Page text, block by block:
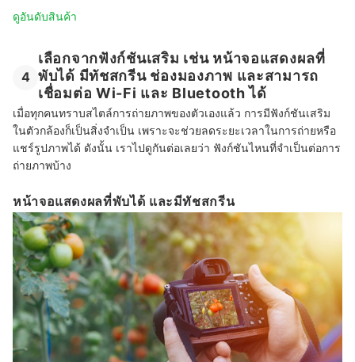
ดูอันดับสินค้า
4
เลือกจากฟังก์ชันเสริม เช่น หน้าจอแสดงผลที่
พับได้ มีทัชสกรีน ช่องมองภาพ และสามารถ
เชื่อมต่อ Wi-Fi และ Bluetooth ได้
เมื่อทุกคนทราบสไตล์การถ่ายภาพของตัวเองแล้ว การมีฟังก์ชันเสริม
ในตัวกล้องก็เป็นสิ่งจำเป็น เพราะจะช่วยลดระยะเวลาในการถ่ายหรือ
แชร์รูปภาพได้ ดังนั้น เราไปดูกันต่อเลยว่า ฟังก์ชันไหนที่จำเป็นต่อการ
ถ่ายภาพบ้าง
หน้าจอแสดงผลที่พับได้ และมีทัชสกรีน